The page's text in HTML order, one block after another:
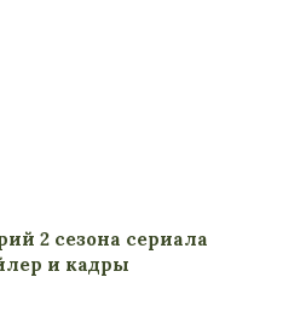
2 сезона сериала
и кадры